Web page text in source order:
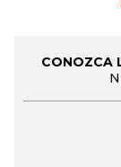
CONOZCA